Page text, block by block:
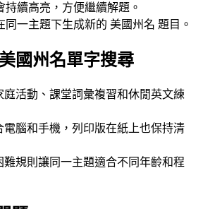
持續高亮，方便繼續解題。
同一主題下生成新的 美國州名 題目。
國州名單字搜尋
庭活動、課堂詞彙複習和休閒英文練
電腦和手機，列印版在紙上也保持清
難規則讓同一主題適合不同年齡和程